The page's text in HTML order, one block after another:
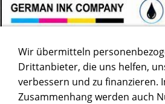
Wir übermitteln
Drittanbieter, die uns helfen,
verbessern und zu finanzieren.
Zusammenhang werden auch